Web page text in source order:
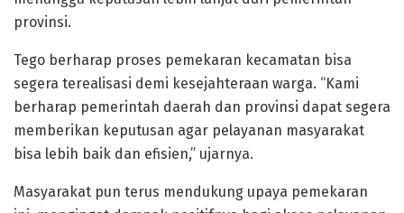
provinsi.
Tego berharap proses pemekaran kecamatan bisa
segera terealisasi demi kesejahteraan warga. “Kami
berharap pemerintah daerah dan provinsi dapat segera
memberikan keputusan agar pelayanan masyarakat
bisa lebih baik dan efisien,” ujarnya.
Masyarakat pun terus mendukung upaya pemekaran